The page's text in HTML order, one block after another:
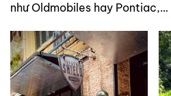
như Oldmobiles hay